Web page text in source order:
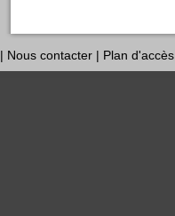
| Nous contacter | Plan d'accès